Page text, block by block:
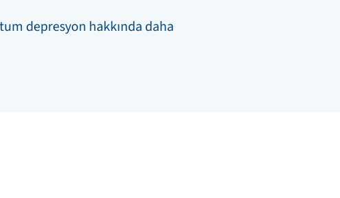
depresyon hakkında daha